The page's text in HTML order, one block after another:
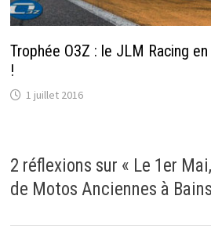
Trophée O3Z : le JLM Racing
!
1 juillet 2016
2 réflexions sur « Le 1er
de Motos Anciennes à